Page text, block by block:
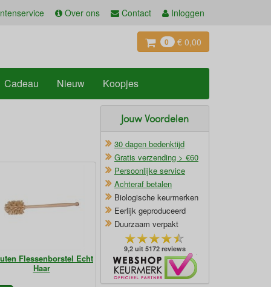
Over ons Contact Inloggen
0 € 0,00
Cadeau Nieuw Koopjes
Flessenborstel Echt
Haar
Jouw Voordelen
30 dagen bedenktijd
Gratis verzending > €60
Persoonlijke service
Achteraf betalen
Biologische keurmerken
Eerlijk geproduceerd
Duurzaam verpakt
9,2 uit 5172 reviews